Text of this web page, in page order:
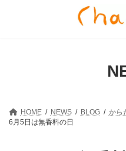
HOME NEWS BLOG
から
6月5日は無香料の日